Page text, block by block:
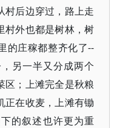
村后边穿过，路上走
村外也都是树林，树
的庄稼都整齐化了--
另一半又分成两个
区；上滩完全是秋粮
正在收麦，上滩有锄
的叙述也许更为重